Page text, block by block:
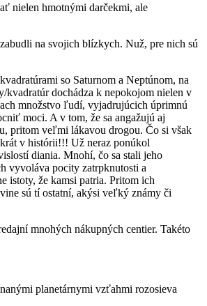
nielen hmotnými darčekmi, ale
na svojich blízkych. Nuž, pre nich sú
so Saturnom a Neptúnom, na
kvadratúr dochádza k nepokojom nielen v
množstvo ľudí, vyjadrujúcich úprimnú
moci. A v tom, že sa angažujú aj
pritom veľmi lákavou drogou. Čo si však
v histórii!!! Už neraz ponúkol
diania. Mnohí, čo sa stali jeho
vyvoláva pocity zatrpknutosti a
istoty, že kamsi patria. Pritom ich
sú tí ostatní, akýsi veľký známy či
mnohých nákupných centier. Takéto
planetárnymi vzťahmi rozosieva